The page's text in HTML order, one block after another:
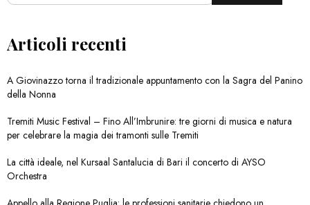
Articoli recenti
A Giovinazzo torna il tradizionale appuntamento con la Sagra del Panino
della Nonna
Tremiti Music Festival – Fino All’Imbrunire: tre giorni di musica e natura
per celebrare la magia dei tramonti sulle Tremiti
La città ideale, nel Kursaal Santalucia di Bari il concerto di AYSO
Orchestra